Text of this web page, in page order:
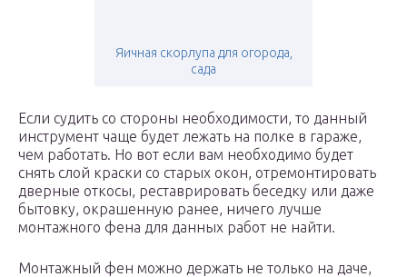
Яичная скорлупа для огорода,
сада
Если судить со стороны необходимости, то данный
инструмент чаще будет лежать на полке в гараже,
чем работать. Но вот если вам необходимо будет
снять слой краски со старых окон, отремонтировать
дверные откосы, реставрировать беседку или даже
бытовку, окрашенную ранее, ничего лучше
монтажного фена для данных работ не найти.
Монтажный фен можно держать не только на даче,